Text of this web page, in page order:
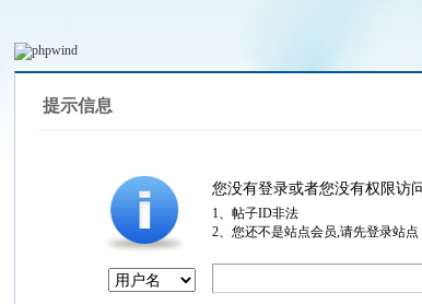
提示信息
您没有登录或者您没有权限访
1、帖子ID非法
2、您还不是站点会员,请先登录站点